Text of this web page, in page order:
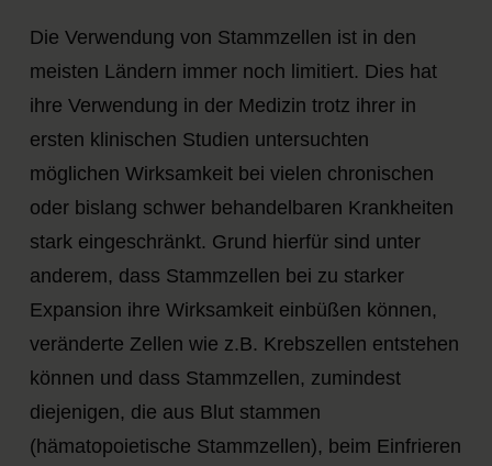
Die Verwendung von Stammzellen ist in den
meisten Ländern immer noch limitiert. Dies hat
ihre Verwendung in der Medizin trotz ihrer in
ersten klinischen Studien untersuchten
möglichen Wirksamkeit bei vielen chronischen
oder bislang schwer behandelbaren Krankheiten
stark eingeschränkt. Grund hierfür sind unter
anderem, dass Stammzellen bei zu starker
Expansion ihre Wirksamkeit einbüßen können,
veränderte Zellen wie z.B. Krebszellen entstehen
können und dass Stammzellen, zumindest
diejenigen, die aus Blut stammen
(hämatopoietische Stammzellen), beim Einfrieren